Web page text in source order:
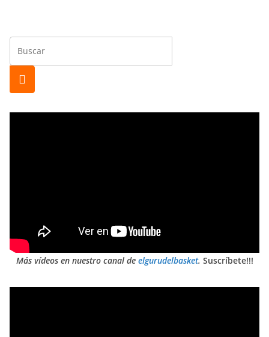
Más vídeos en nuestro canal de elgurudelbasket. Suscríbete!!!